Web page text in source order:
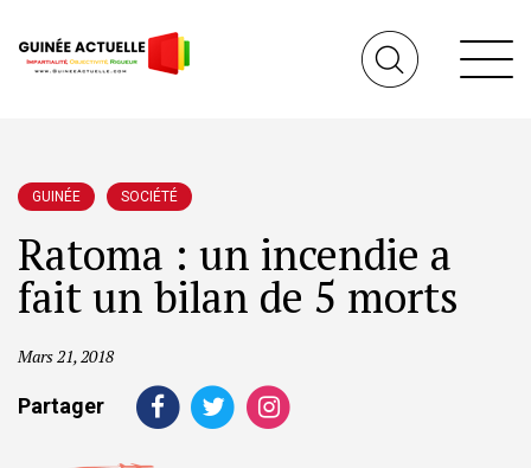
GUINÉE SOCIÉTÉ
Ratoma : un incendie a
fait un bilan de 5 morts
Mars 21, 2018
Partager